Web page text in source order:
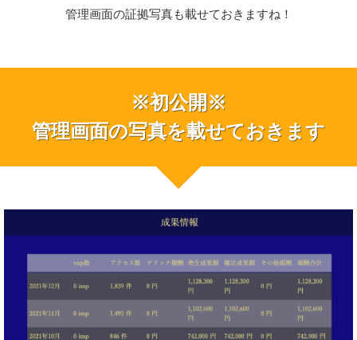
管理画面の証拠写真も載せておきますね！
※初公開※
管理画面の写真を載せておきます